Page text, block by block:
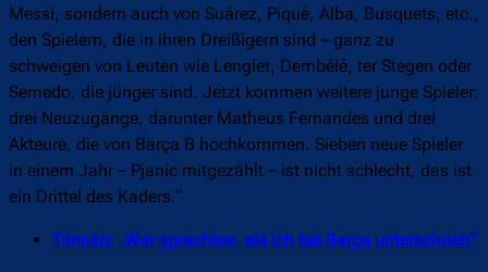
Messi, sondern auch von Suárez, Piqué, Alba, Busquets, etc.,
den Spielern, die in ihren Dreißigern sind – ganz zu
schweigen von Leuten wie Lenglet, Dembélé, ter Stegen oder
Semedo, die jünger sind. Jetzt kommen weitere junge Spieler:
drei Neuzugänge, darunter Matheus Fernandes und drei
Akteure, die von Barça B hochkommen. Sieben neue Spieler
in einem Jahr – Pjanic mitgezählt – ist nicht schlecht, das ist
ein Drittel des Kaders.“
Trincão: „War sprachlos, als ich bei Barça unterschrieb“